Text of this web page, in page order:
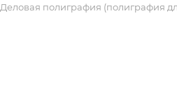
Деловая полиграфия (полиграфия